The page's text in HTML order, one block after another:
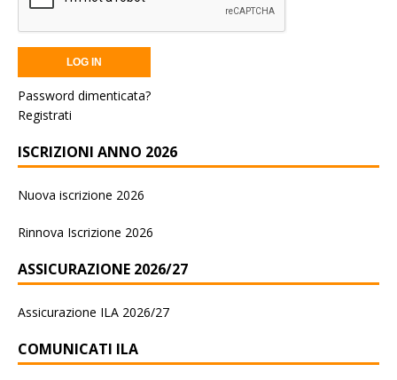
Password dimenticata?
Registrati
ISCRIZIONI ANNO 2026
Nuova iscrizione 2026
Rinnova Iscrizione 2026
ASSICURAZIONE 2026/27
Assicurazione ILA 2026/27
COMUNICATI ILA